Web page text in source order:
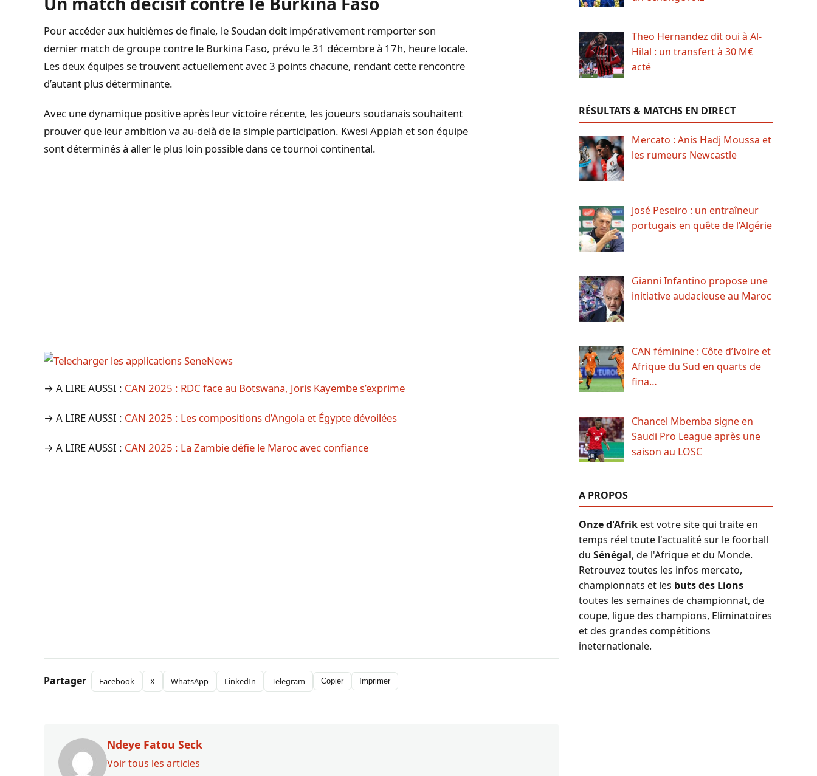
Pour accéder aux huitièmes de finale, le Soudan doit impérativement remporter son
dernier match de groupe contre le Burkina Faso, prévu le 31 décembre à 17h, heure locale.
Les deux équipes se trouvent actuellement avec 3 points chacune, rendant cette rencontre
d’autant plus déterminante.
Avec une dynamique positive après leur victoire récente, les joueurs soudanais souhaitent
prouver que leur ambition va au-delà de la simple participation. Kwesi Appiah et son équipe
sont déterminés à aller le plus loin possible dans ce tournoi continental.
→ A LIRE AUSSI : CAN 2025 : RDC face au Botswana, Joris Kayembe s’exprime
→ A LIRE AUSSI : CAN 2025 : Les compositions d’Angola et Égypte dévoilées
→ A LIRE AUSSI : CAN 2025 : La Zambie défie le Maroc avec confiance
Partager Facebook X WhatsApp LinkedIn Telegram Copier Imprimer
Ndeye Fatou Seck
Voir tous les articles
Theo Hernandez dit oui à Al-
Hilal : un transfert à 30 M€
acté
RÉSULTATS & MATCHS EN DIRECT
Mercato : Anis Hadj Moussa et
les rumeurs Newcastle
José Peseiro : un entraîneur
portugais en quête de l’Algérie
Gianni Infantino propose une
initiative audacieuse au Maroc
CAN féminine : Côte d’Ivoire et
Afrique du Sud en quarts de
fina…
Chancel Mbemba signe en
Saudi Pro League après une
saison au LOSC
A PROPOS
Onze d'Afrikest votre site qui traite en
temps réel toute l'actualité sur le foorball
du Sénégal, de l'Afrique et du Monde.
Retrouvez toutes les infos mercato,
championnats et les buts des Lions
toutes les semaines de championnat, de
coupe, ligue des champions, Eliminatoires
et des grandes compétitions
ineternationale.